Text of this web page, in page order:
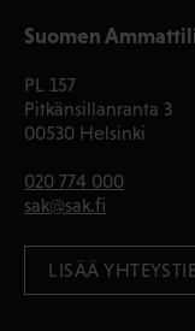
Suomen
PL 157
Pitkänsillanranta 3
00530 Helsinki
020 774 000
sak@sak.fi
LISÄÄ